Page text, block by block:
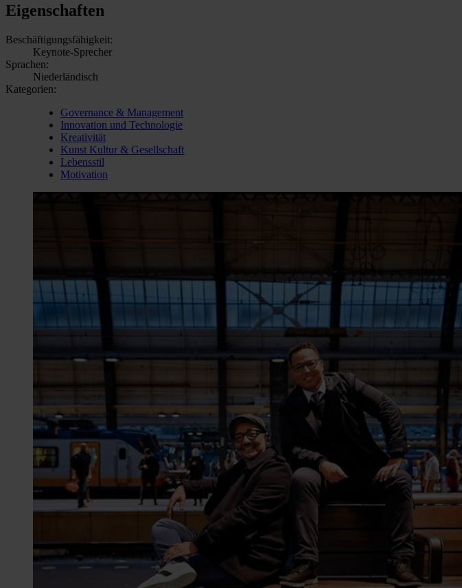
Eigenschaften
Beschäftigungsfähigkeit:
Keynote-Sprecher
Sprachen:
Niederländisch
Kategorien:
Governance & Management
Innovation und Technologie
Kreativität
Kunst Kultur & Gesellschaft
Lebensstil
Motivation